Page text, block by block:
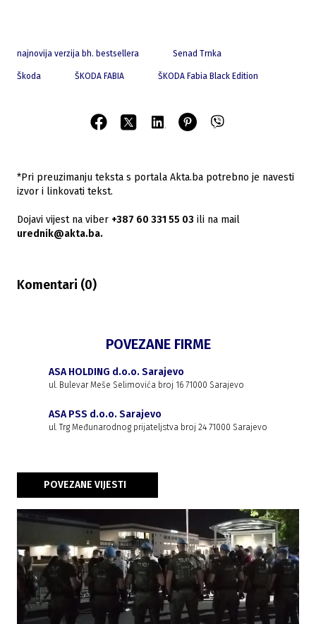
najnovija verzija bh. bestsellera Senad Trnka
Škoda ŠKODA FABIA ŠKODA Fabia Black Edition
*Pri preuzimanju teksta s portala Akta.ba potrebno je navesti
izvor i linkovati tekst.
Dojavi vijest na viber +387 60 331 55 03 ili na mail
urednik@akta.ba.
Komentari (0)
POVEZANE FIRME
ASA HOLDING d.o.o. Sarajevo
ul. Bulevar Meše Selimovića broj 16 71000 Sarajevo
ASA PSS d.o.o. Sarajevo
ul. Trg Međunarodnog prijateljstva broj 24 71000 Sarajevo
POVEZANE VIJESTI